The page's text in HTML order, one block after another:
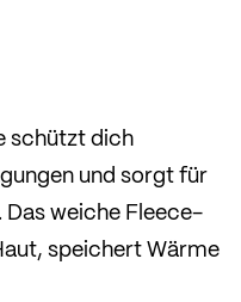
schützt dich
und sorgt für
weiche Fleece-
speichert Wärme
Einheiten